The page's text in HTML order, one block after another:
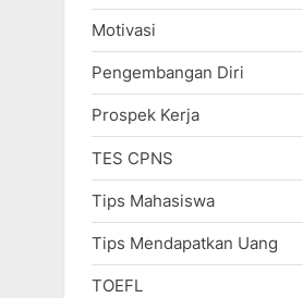
Motivasi
Pengembangan Diri
Prospek Kerja
TES CPNS
Tips Mahasiswa
Tips Mendapatkan Uang
TOEFL